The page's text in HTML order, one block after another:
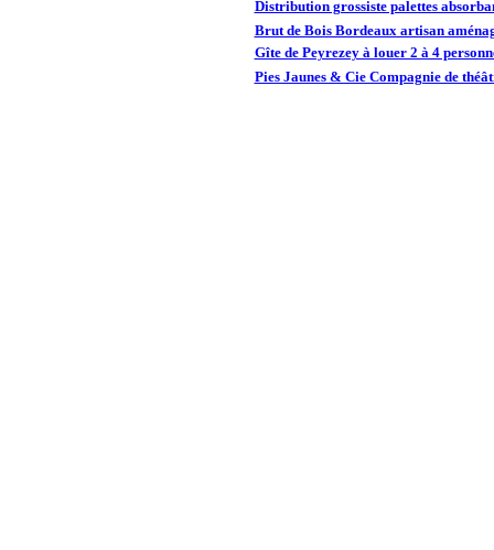
Distribution grossiste palettes
Brut de Bois Bordeaux artisan
Gîte de Peyrezey à louer 2 à 4
Pies Jaunes & Cie Compagnie de